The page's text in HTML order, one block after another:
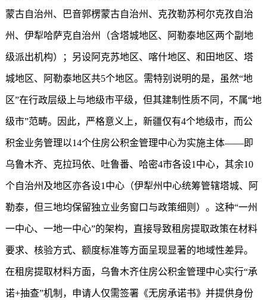
蒙古自治州、巴音郭楞蒙古自治州、克孜勒苏柯尔克孜自治
州、伊犁哈萨克自治州（含塔城地区、阿勒泰地区两个副地
级派出机构）；另设阿克苏地区、喀什地区、和田地区、塔
城地区、阿勒泰地区共5个地区。需特别说明的是，虽然“地
区”在行政层级上与地级市平级，但其建制性质不同，不属“地
级市”范畴。因此，严格意义上，新疆仅有4个地级市，而公
积金业务管理以14个住房公积金管理中心为实施主体——即
乌鲁木齐、克拉玛依、吐鲁番、哈密4市各设1中心，其余10
个自治州及地区亦各设1中心（伊犁州中心统筹管辖塔城、阿
勒泰，但三地均保留独立业务窗口与政策细则）。这种“一州
一中心、一地一中心”的架构，直接导致租房提取政策在材料
要求、核验方式、额度标准等方面呈现显著的地域性差异。
在租房提取材料方面，乌鲁木齐住房公积金管理中心实行“承
诺+抽查”机制，申请人仅需签署《无房承诺书》并提供身份